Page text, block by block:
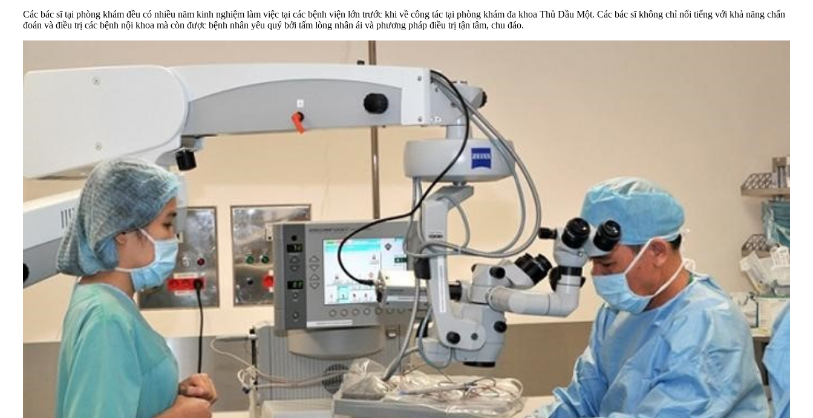
Các bác sĩ tại phòng khám đều có nhiều năm kinh nghiệm làm việc tại các bệnh viện lớn trước khi về công tác tại phòng khám đa khoa Thủ Dầu Một. Các bác sĩ không chỉ nổi tiếng với khả năng chẩn
đoán và điều trị các bệnh nội khoa mà còn được bệnh nhân yêu quý bởi tấm lòng nhân ái và phương pháp điều trị tận tâm, chu đáo.